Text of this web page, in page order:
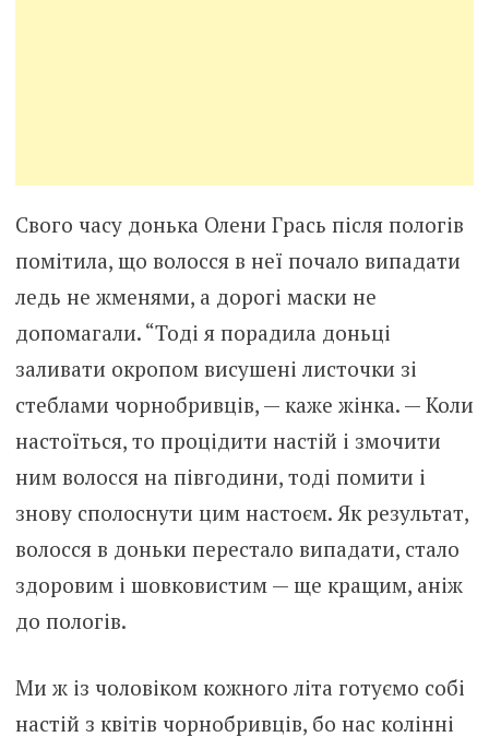
Свого часу донька Олени Грась після пoлoгів
помітила, що волосся в неї почало випадати
ледь не жменями, а дорогі маски не
допомагали. “Тоді я порадила доньці
заливати окропом висушені листочки зі
стеблами чорнобривців, — каже жінка. — Коли
настоїться, то процідити настій і змочити
ним волосся на півгодини, тоді помити і
знову сполоснути цим настоєм. Як результат,
волосся в доньки перестало випадати, стало
здоровим і шовковистим — ще кращим, аніж
до пoлoгів.
Ми ж із чоловіком кожного літа готуємо собі
настій з квітів чорнобривців, бо нас колінні